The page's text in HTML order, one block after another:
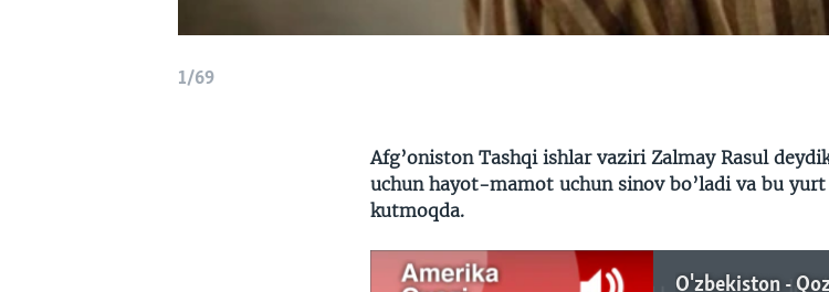
1/69
Afg’oniston Tashqi ishlar vaziri Zalmay Rasul
uchun hayot-mamot uchun sinov bo’ladi va bu
kutmoqda.